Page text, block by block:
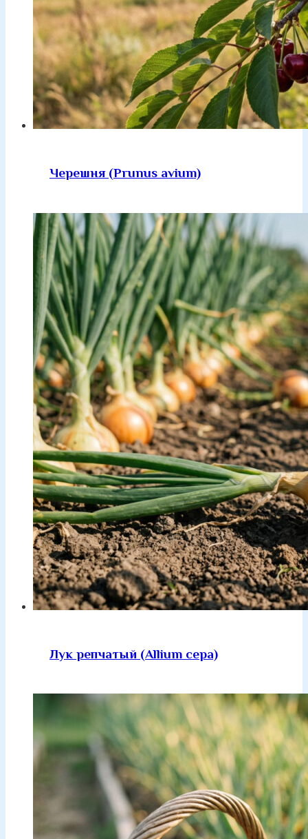
Черешня (Prunus avium)
Лук репчатый (Allium cepa)